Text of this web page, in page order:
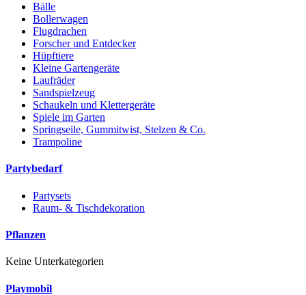
Bälle
Bollerwagen
Flugdrachen
Forscher und Entdecker
Hüpftiere
Kleine Gartengeräte
Laufräder
Sandspielzeug
Schaukeln und Klettergeräte
Spiele im Garten
Springseile, Gummitwist, Stelzen & Co.
Trampoline
Partybedarf
Partysets
Raum- & Tischdekoration
Pflanzen
Keine Unterkategorien
Playmobil